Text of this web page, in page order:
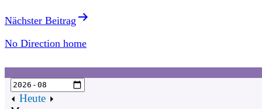
Nächster Beitrag
No Direction home
Heute